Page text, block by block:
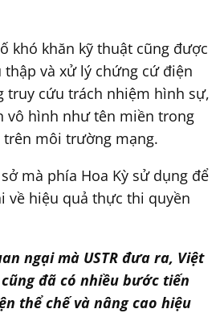
khó khăn kỹ thuật cũng được
và xử lý chứng cứ điện
truy cứu trách nhiệm hình sự,
vô hình như tên miền trong
trên môi trường mạng.
mà phía Hoa Kỳ sử dụng để
về hiệu quả thực thi quyền
ngại mà USTR đưa ra, Việt
đã có nhiều bước tiến
thể chế và nâng cao hiệu